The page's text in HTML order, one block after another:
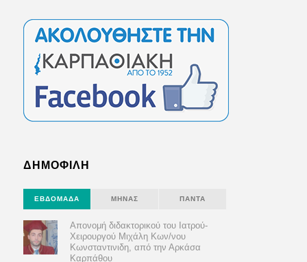
ΔΗΜΟΦΙΛΗ
ΕΒΔΟΜΆΔΑ ΜΉΝΑΣ ΠΆΝΤΑ
Απονομή διδακτορικού του Ιατρού-
Χειρουργού Μιχάλη Κων/νου
Κωνσταντινιδη, από την Αρκάσα
Καρπάθου